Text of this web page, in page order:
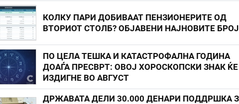
КОЛКУ ПАРИ ДОБИВААТ ПЕНЗИОНЕРИТЕ ОД
ВТОРИОТ СТОЛБ? ОБЈАВЕНИ НАЈНОВИТЕ
ПО ЦЕЛА ТЕШКА И КАТАСТРОФАЛНА ГОДИНА
ДОАЃА ПРЕСВРТ: ОВОЈ ХОРОСКОПСКИ ЗНАК ЌЕ
ИЗДИГНЕ ВО АВГУСТ
ДРЖАВАТА ДЕЛИ 30.000 ДЕНАРИ ПОДДРШКА